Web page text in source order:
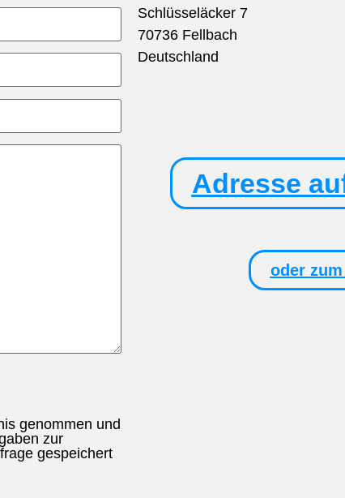
genommen und
zur
gespeichert
Schlüsseläcker 7
70736 Fellbach
Deutschland
Adresse
oder